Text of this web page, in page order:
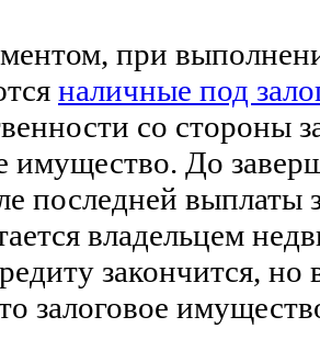
при
наличные под
со стороны
имущество. До
последней выплаты
владельцем
закончится, но
залоговое